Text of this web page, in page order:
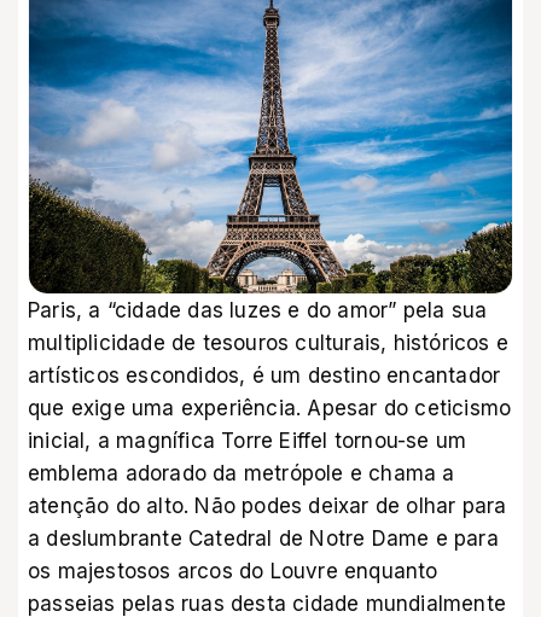
Paris, a “cidade das luzes e do amor” pela sua
multiplicidade de tesouros culturais, históricos e
artísticos escondidos, é um destino encantador
que exige uma experiência. Apesar do ceticismo
inicial, a magnífica Torre Eiffel tornou-se um
emblema adorado da metrópole e chama a
atenção do alto. Não podes deixar de olhar para
a deslumbrante Catedral de Notre Dame e para
os majestosos arcos do Louvre enquanto
passeias pelas ruas desta cidade mundialmente